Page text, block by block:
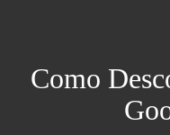
Como